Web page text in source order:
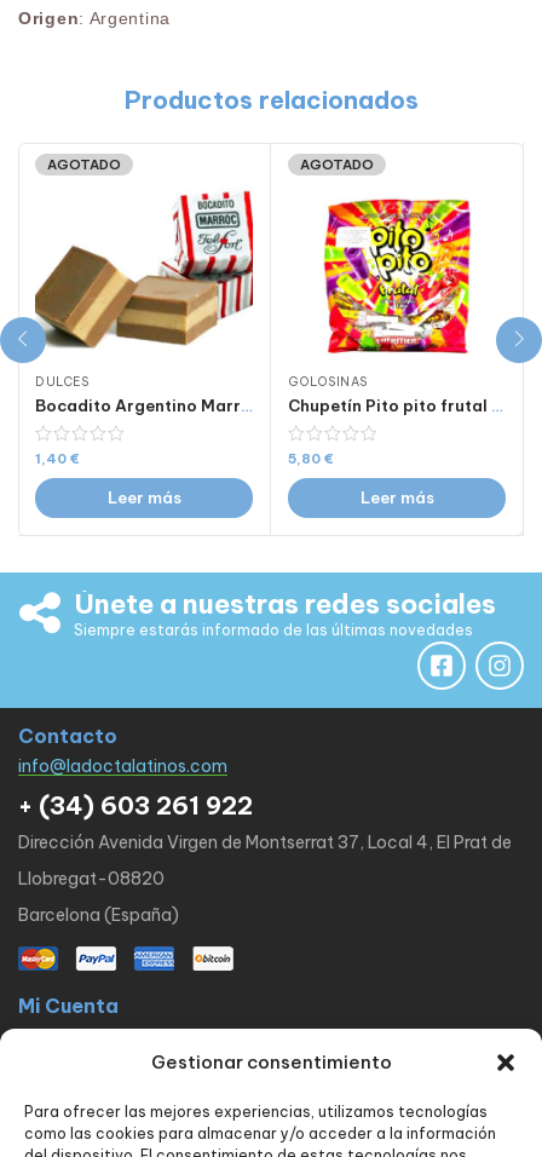
Gestionar consentimiento
Para ofrecer las mejores experiencias, utilizamos tecnologías
como las cookies para almacenar y/o acceder a la información
Origen: Argentina
Productos relacionados
AGOTADO
DULCES
Bocadito Argentino Marroc x ud
1,40 €
Leer más
AGOTADO
GOLOSINAS
Chupetín Pito pito frutal x 24 uds
5,80 €
Leer más
Únete a nuestras redes sociales
Siempre estarás informado de las últimas novedades
Contacto
info@ladoctalatinos.com
+ (34) 603 261 922
Dirección Avenida Virgen de Montserrat 37, Local 4, El Prat de
Llobregat-08820
Barcelona (España)
Mi Cuenta
Políticas
FAQ Avisos legales Política de privacidad